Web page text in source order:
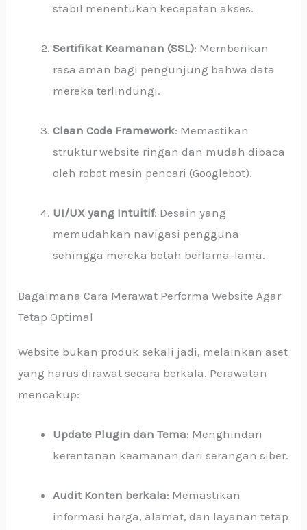
stabil menentukan kecepatan akses.
Sertifikat Keamanan (SSL): Memberikan
rasa aman bagi pengunjung bahwa data
mereka terlindungi.
Clean Code Framework: Memastikan
struktur website ringan dan mudah dibaca
oleh robot mesin pencari (Googlebot).
UI/UX yang Intuitif: Desain yang
memudahkan navigasi pengguna
sehingga mereka betah berlama-lama.
Bagaimana Cara Merawat Performa Website Agar
Tetap Optimal
Website bukan produk sekali jadi, melainkan aset
yang harus dirawat secara berkala. Perawatan
mencakup:
Update Plugin dan Tema: Menghindari
kerentanan keamanan dari serangan siber.
Audit Konten berkala: Memastikan
informasi harga, alamat, dan layanan tetap